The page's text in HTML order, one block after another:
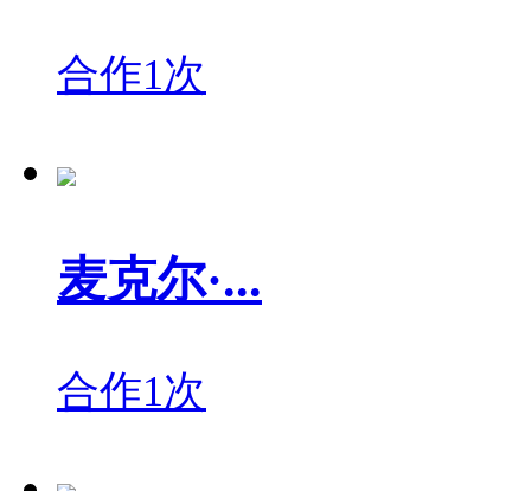
合作1次
麦克尔·...
合作1次